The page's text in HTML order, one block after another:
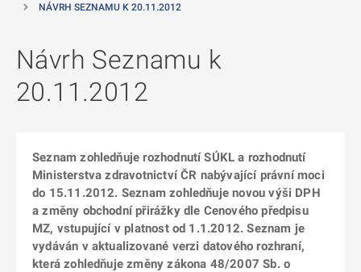
NÁVRH SEZNAMU K 20.11.2012
Návrh Seznamu k
20.11.2012
Seznam zohledňuje rozhodnutí SÚKL a rozhodnutí
Ministerstva zdravotnictví ČR nabývající právní moci
do 15.11.2012. Seznam zohledňuje novou výši DPH
a změny obchodní přirážky dle Cenového předpisu
MZ, vstupující v platnost od 1.1.2012. Seznam je
vydáván v aktualizované verzi datového rozhraní,
která zohledňuje změny zákona 48/2007 Sb. o